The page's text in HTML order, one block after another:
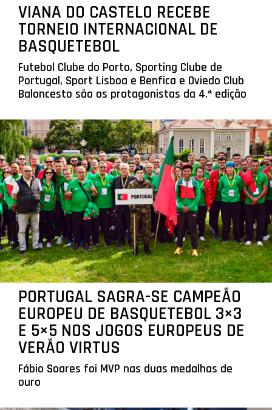
VIANA DO CASTELO RECEBE
TORNEIO INTERNACIONAL DE
BASQUETEBOL
Futebol Clube do Porto, Sporting Clube de
Portugal, Sport Lisboa e Benfica e Oviedo Club
Baloncesto são os protagonistas da 4.ª edição
PORTUGAL SAGRA-SE CAMPEÃO
EUROPEU DE BASQUETEBOL 3×3
E 5×5 NOS JOGOS EUROPEUS DE
VERÃO VIRTUS
Fábio Soares foi MVP nas duas medalhas de
ouro